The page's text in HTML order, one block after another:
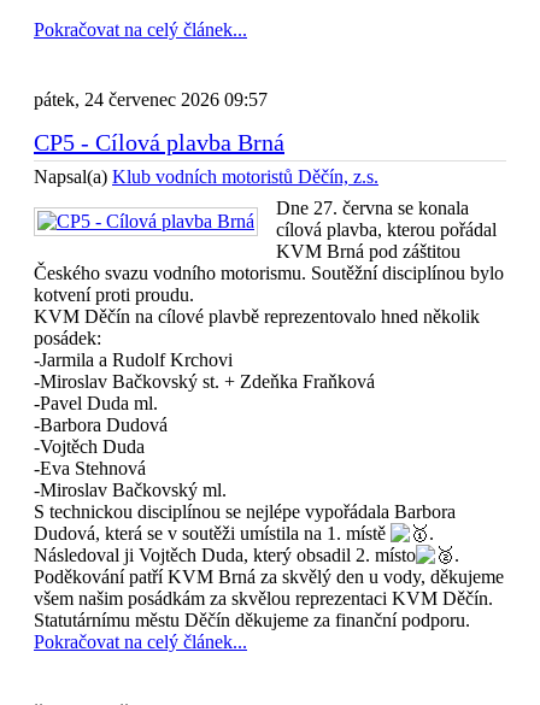
Pokračovat na celý článek...
pátek, 24 červenec 2026 09:57
CP5 - Cílová plavba Brná
Napsal(a) Klub vodních motoristů Děčín, z.s.
Dne 27. června se konala
cílová plavba, kterou pořádal
KVM Brná pod záštitou
Českého svazu vodního motorismu. Soutěžní disciplínou bylo
kotvení proti proudu.
KVM Děčín na cílové plavbě reprezentovalo hned několik
posádek:
-Jarmila a Rudolf Krchovi
-Miroslav Bačkovský st. + Zdeňka Fraňková
-Pavel Duda ml.
-Barbora Dudová
-Vojtěch Duda
-Eva Stehnová
-Miroslav Bačkovský ml.
S technickou disciplínou se nejlépe vypořádala Barbora
Dudová, která se v soutěži umístila na 1. místě
.
Následoval ji Vojtěch Duda, který obsadil 2. místo
.
Poděkování patří KVM Brná za skvělý den u vody, děkujeme
všem našim posádkám za skvělou reprezentaci KVM Děčín.
Statutárnímu městu Děčín děkujeme za finanční podporu.
Pokračovat na celý článek...